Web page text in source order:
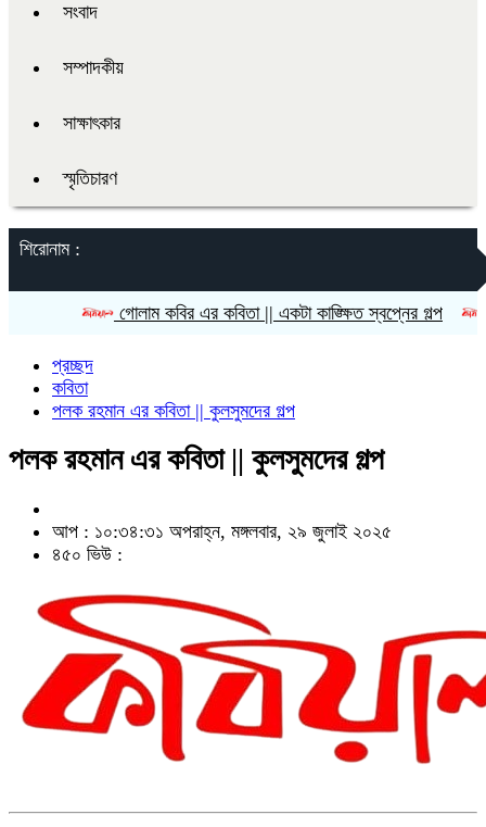
সংবাদ
সম্পাদকীয়
সাক্ষাৎকার
স্মৃতিচারণ
শিরোনাম :
গোলাম কবির এর কবিতা || একটা কাঙ্ক্ষিত স্বপ্নের গল্প
প্রচ্ছদ
কবিতা
পলক রহমান এর কবিতা || কুলসুমদের গল্প
পলক রহমান এর কবিতা || কুলসুমদের গল্প
আপ : ১০:৩৪:৩১ অপরাহ্ন, মঙ্গলবার, ২৯ জুলাই ২০২৫
৪৫০ ভিউ :